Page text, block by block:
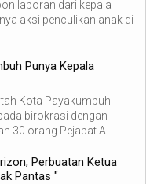
laporan dari kepala
aksi penculikan anak di
Punya Kepala
Kota Payakumbuh
birokrasi dengan
30 orang Pejabat A...
Perbuatan Ketua
Pantas "